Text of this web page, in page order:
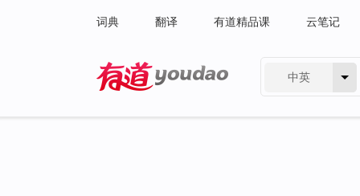
词典 翻译 有道精品课 云笔记
中英